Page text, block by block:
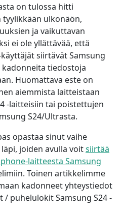
on tulossa hitti
tyylikkään ulkonäön,
ja vaikuttavan
ei ole yllättävää, että
siirtävät Samsung
kadonneita tiedostoja
Huomattava este on
aiemmista laitteistaan
-laitteisiin tai poistettujen
S24/Ultrasta.
opastaa sinut vaihe
joiden avulla voitsiirtää
laitteesta Samsung
Toinen artikkelimme
kadonneet yhteystiedot
puhelulokit Samsung S24 -